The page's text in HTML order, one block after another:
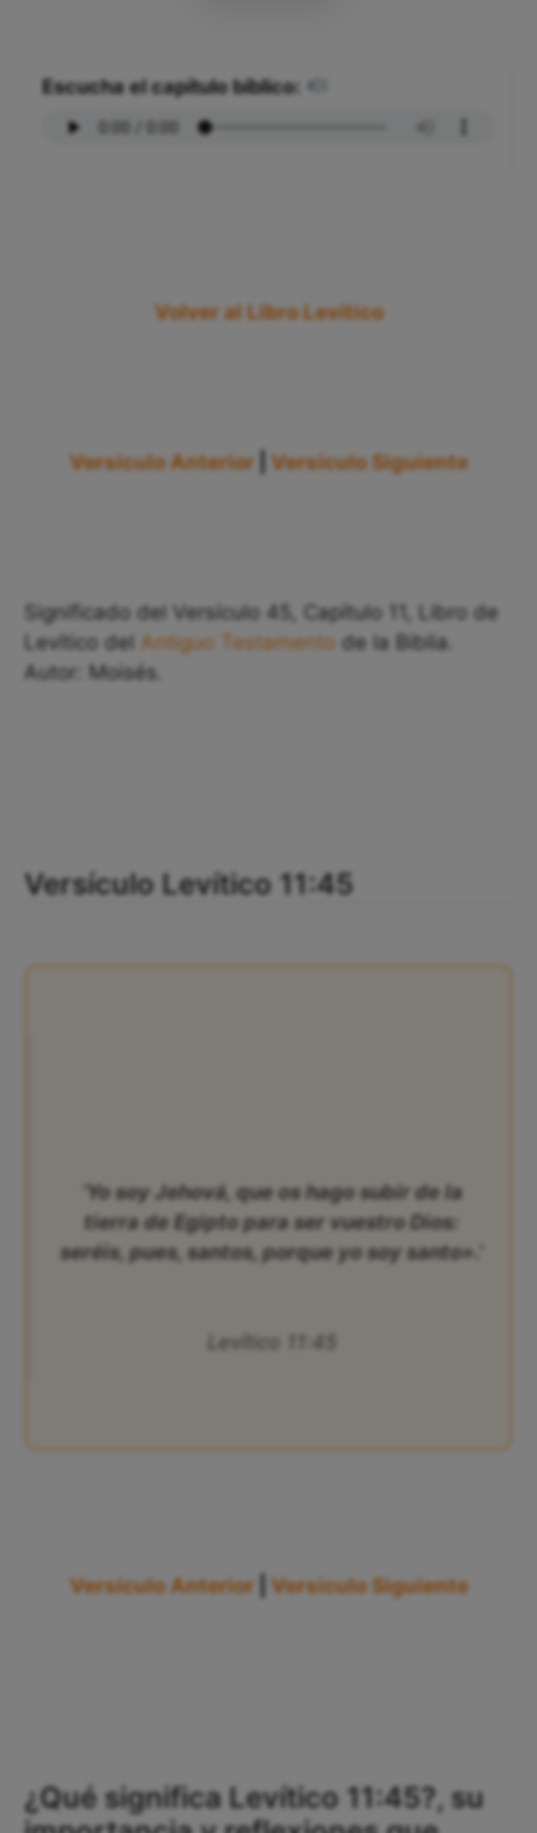
Escucha el capítulo bíblico:
Volver al Libro Levítico
Versículo Anterior Versículo Siguiente
Significado del Versículo 45, Capítulo 11, Libro de
Levítico del Antiguo Testamento de la Biblia.
Autor: Moisés.
Versículo Levítico 11:45
‘Yo soy Jehová, que os hago subir de la
tierra de Egipto para ser vuestro Dios:
seréis, pues, santos, porque yo soy santo».’
Levítico 11:45
Versículo Anterior Versículo Siguiente
¿Qué significa Levítico 11:45?, su